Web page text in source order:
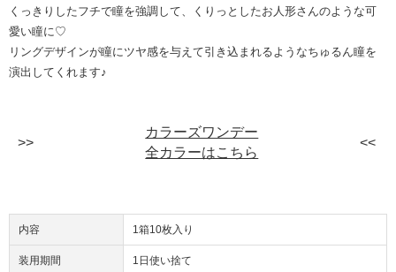
くっきりしたフチで瞳を強調して、くりっとしたお人形さんのような可
愛い瞳に♡
リングデザインが瞳にツヤ感を与えて引き込まれるようなちゅるん瞳を
演出してくれます♪
カラーズワンデー
全カラーはこちら
内容 1箱10枚入り
装用期間 1日使い捨て